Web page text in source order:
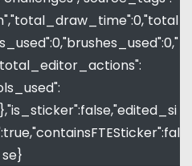
se}